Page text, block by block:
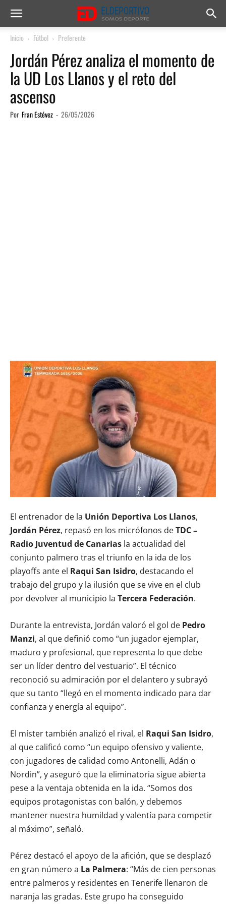
Inicio Fútbol Preferente
Jordán Pérez analiza el momento de
la UD Los Llanos y el reto del
ascenso
Por Fran Estévez - 26/05/2026
El entrenador de la Unión Deportiva Los Llanos,
Jordán Pérez, repasó en los micrófonos deTDC –
Radio Juventud de Canarias la actualidad del
conjunto palmero tras el triunfo en la ida de los
playoffs ante el Raqui San Isidro, destacando el
trabajo del grupo y la ilusión que se vive en el club
por devolver al municipio la Tercera Federación.
Durante la entrevista, Jordán valoró el gol de Pedro
Manzi, al que definió como “un jugador ejemplar,
maduro y profesional, que representa lo que debe
ser un líder dentro del vestuario”. El técnico
reconoció su admiración por el delantero y subrayó
que su tanto “llegó en el momento indicado para dar
confianza y energía al equipo”.
El míster también analizó el rival, el Raqui San Isidro,
al que calificó como “un equipo ofensivo y valiente,
con jugadores de calidad como Antonelli, Adán o
Nordin”, y aseguró que la eliminatoria sigue abierta
pese a la ventaja obtenida en la ida. “Somos dos
equipos protagonistas con balón, y debemos
mantener nuestra humildad y valentía para competir
al máximo”, señaló.
Pérez destacó el apoyo de la afición, que se desplazó
en gran número a La Palmera: “Más de cien personas
entre palmeros y residentes en Tenerife llenaron de
naranja las gradas. Este grupo ha conseguido